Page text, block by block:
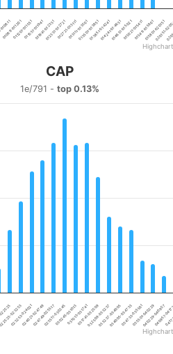
01:08:11-01:12:0101:15:51-01:19:4101:23:31-01:27:2101:31:11-01:35:0101:38:51-01:42:4101:46:31-01:50:2101:54:11-01:58:0102:01:51-
01:12:01-01:15:5101:19:41-01:23:3101:27:21-01:31:1101:35:01-01:38:5101:42:41-01:46:3101:50:21-01:54:1101:58:01-02:01:51
displaying categories.
axis displaying nb athlètes. Data
CAP
1e/791 - top 0.13%
02:32:5302:40:21-02:47:4902:55:17-03:02:4503:10:13-03:17:4103:25:09-03:32:3703:40:05-03:47:3303:55:01-04:02:2904:09:57-
02:32:53-02:40:2102:47:49-02:55:1703:02:45-03:10:1303:17:41-03:25:0903:32:37-03:40:0503:47:33-03:55:0104:02:29-04:09:57